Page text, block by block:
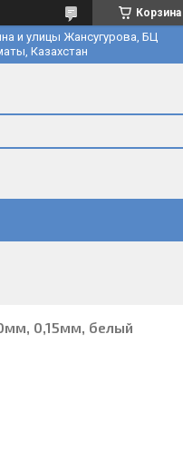
Корзина
и улицы Жансугурова, БЦ
Казахстан
0,15мм, белый